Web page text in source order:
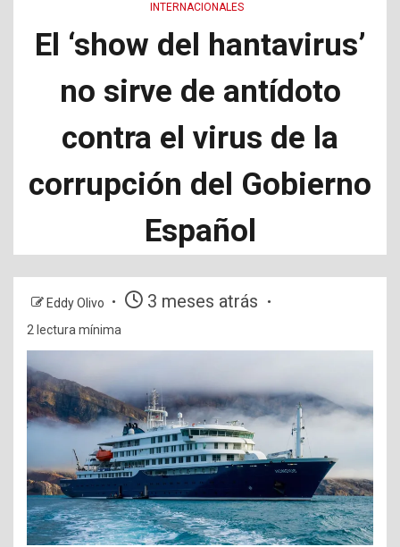
INTERNACIONALES
El ‘show del hantavirus’
no sirve de antídoto
contra el virus de la
corrupción del Gobierno
Español
Eddy Olivo 3 meses atrás
2 lectura mínima